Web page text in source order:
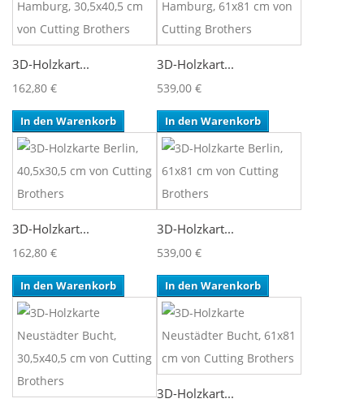
3D-Holzkart...
162,80 €
In den Warenkorb
3D-Holzkart...
539,00 €
In den Warenkorb
3D-Holzkart...
162,80 €
In den Warenkorb
3D-Holzkart...
539,00 €
In den Warenkorb
3D-Holzkart...